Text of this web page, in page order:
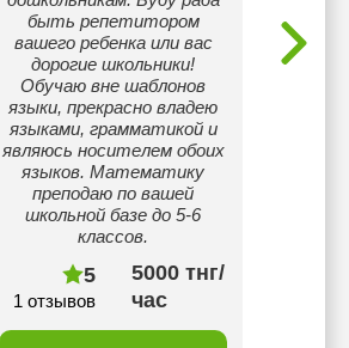
быть репетитором
вашего ребенка или вас
дорогие школьники!
Обучаю вне шаблонов
языки, прекрасно владею
языками, грамматикой и
являюсь носителем обоих
языков. Математику
преподаю по вашей
школьной базе до 5-6
классов.
5
1 отзывов
5000 тнг/
час
это,